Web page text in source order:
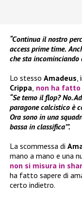
“Continua il nostro
access prime time.
che sta incominciando
Lo stesso Amadeus,
Crippa, non ha fatto
“Se temo il flop? No.
paragone calcistico è
Ora sono in una
bassa in classifica’”.
La scommessa di
mano a mano e una
non si misura in
ha fatto sapere di
certo indietro.